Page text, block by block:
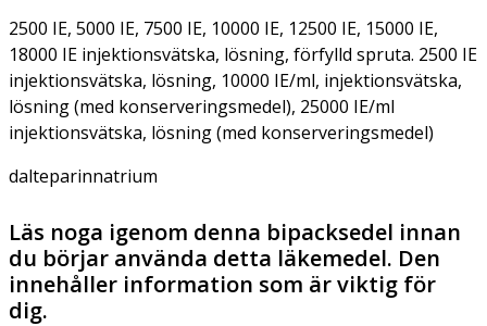
2500 IE, 5000 IE, 7500 IE, 10000 IE, 12500 IE, 15000 IE,
18000 IE injektionsvätska, lösning, förfylld spruta. 2500 IE
injektionsvätska, lösning, 10000 IE/ml, injektionsvätska,
lösning (med konserveringsmedel), 25000 IE/ml
injektionsvätska, lösning (med konserveringsmedel)
dalteparinnatrium
Läs noga igenom denna bipacksedel innan
du börjar använda detta läkemedel. Den
innehåller information som är viktig för
dig.